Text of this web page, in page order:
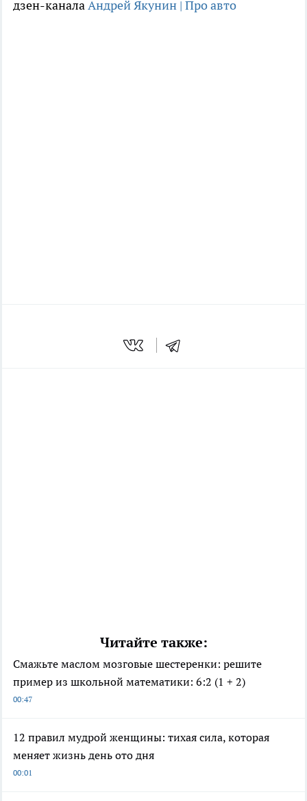
дзен-каналаАндрей Якунин | Про авто
Читайте также:
Смажьте маслом мозговые шестеренки: решите
пример из школьной математики: 6:2 (1 + 2)
00:47
12 правил мудрой женщины: тихая сила, которая
меняет жизнь день ото дня
00:01